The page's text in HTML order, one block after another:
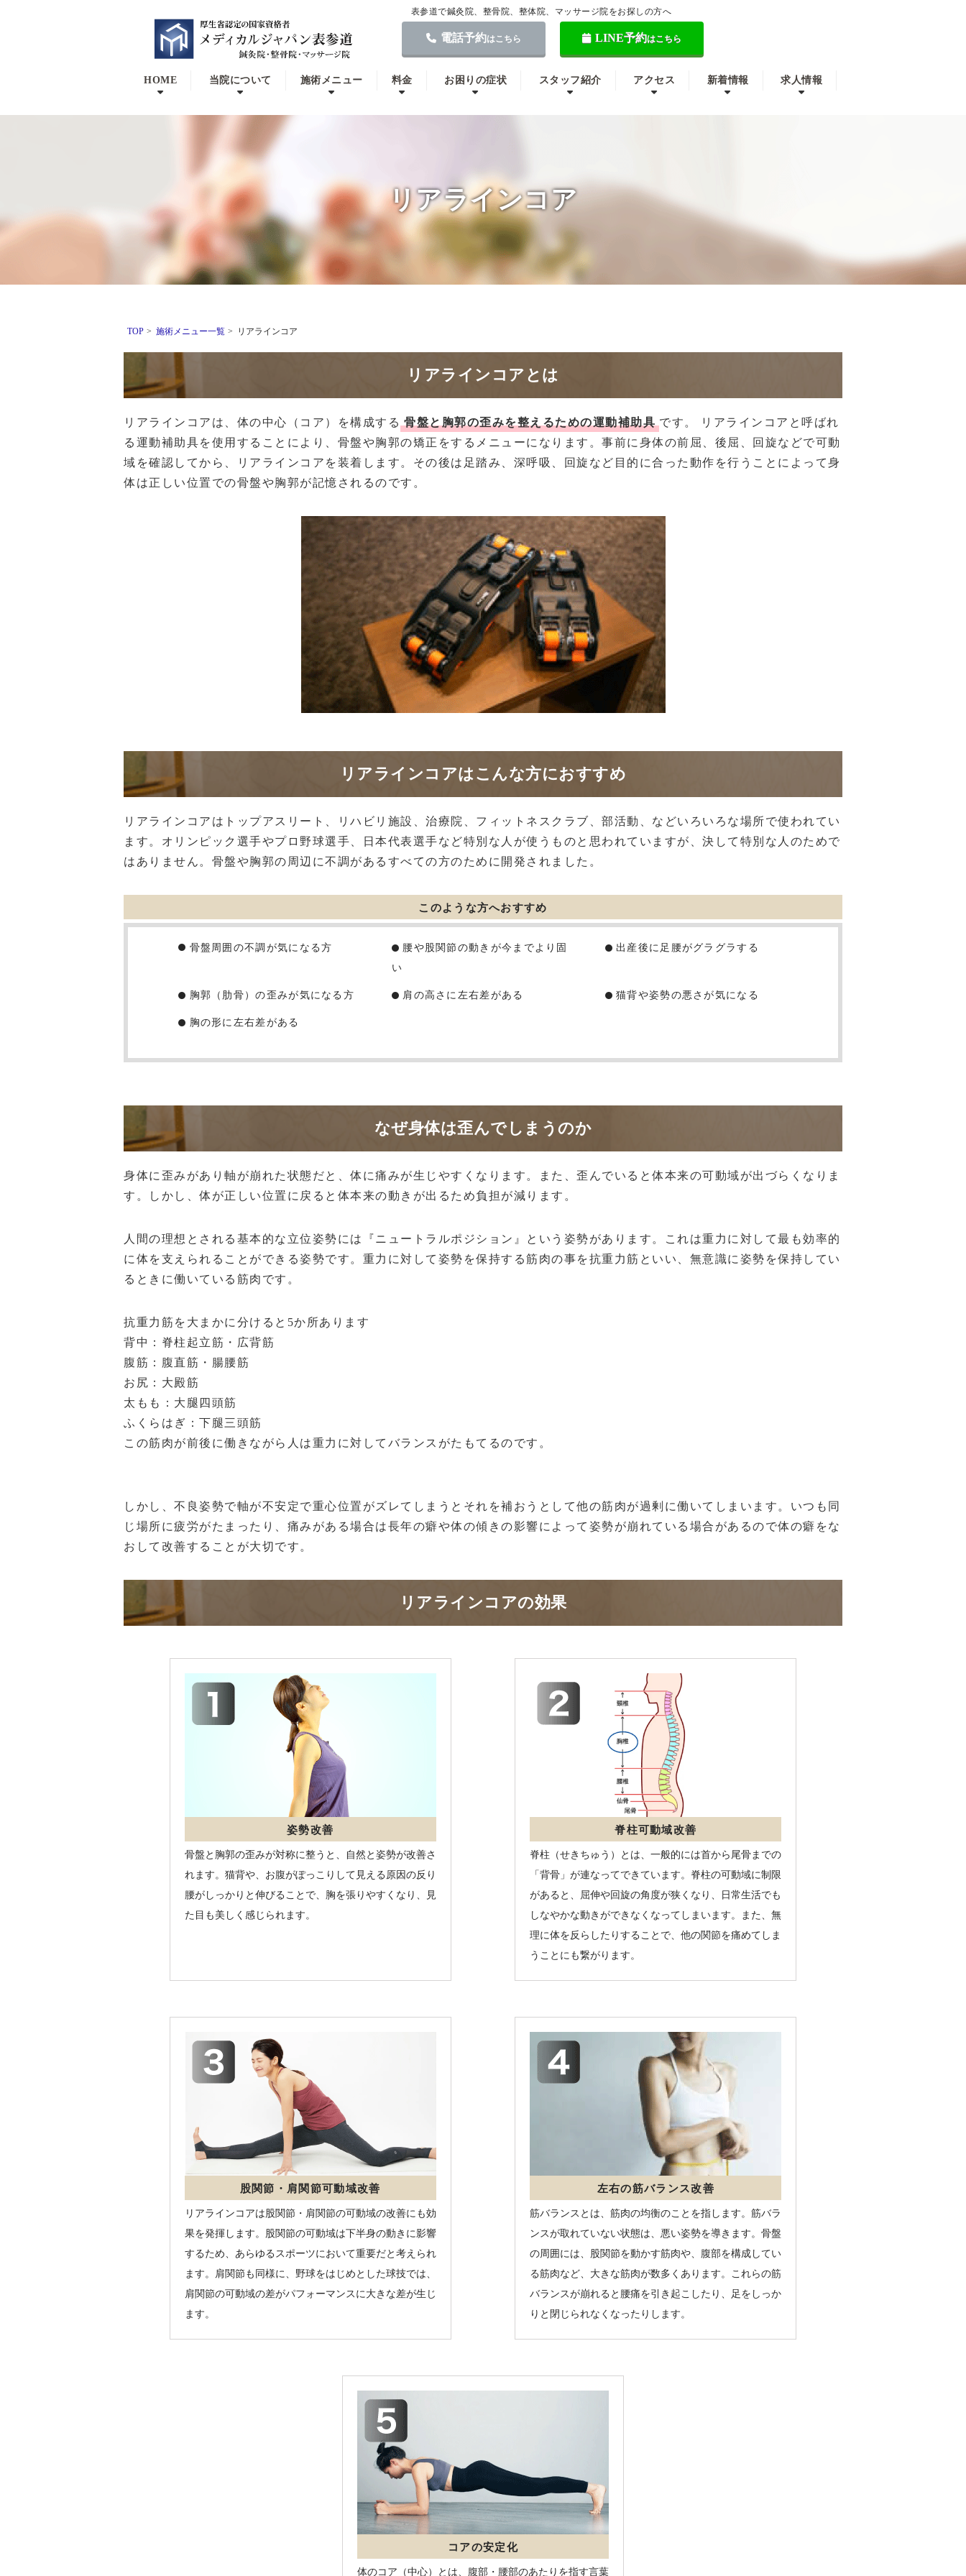
表参道で鍼灸院、整骨院、整体院、マッサージ院をお探しの方へ
電話予約はこちら LINE予約はこちら
HOME 当院について 施術メニュー 料金 お困りの症状 スタッフ紹介 アクセス 新着情報 求人情報
リアラインコア
TOP > 施術メニュー一覧> リアラインコア
リアラインコアとは
リアラインコアは、体の中心（コア）を構成する 骨盤と胸郭の歪みを整えるための運動補助具 です。 リアラインコアと呼ばれ
る運動補助具を使用することにより、骨盤や胸郭の矯正をするメニューになります。事前に身体の前屈、後屈、回旋などで可動
域を確認してから、リアラインコアを装着します。その後は足踏み、深呼吸、回旋など目的に合った動作を行うことによって身
体は正しい位置での骨盤や胸郭が記憶されるのです。
リアラインコアはこんな方におすすめ
リアラインコアはトップアスリート、リハビリ施設、治療院、フィットネスクラブ、部活動、などいろいろな場所で使われてい
ます。オリンピック選手やプロ野球選手、日本代表選手など特別な人が使うものと思われていますが、決して特別な人のためで
はありません。骨盤や胸郭の周辺に不調があるすべての方のために開発されました。
このような方へおすすめ
骨盤周囲の不調が気になる方
腰や股関節の動きが今までより固
い
出産後に足腰がグラグラする
胸郭（肋骨）の歪みが気になる方 肩の高さに左右差がある 猫背や姿勢の悪さが気になる
胸の形に左右差がある
なぜ身体は歪んでしまうのか
身体に歪みがあり軸が崩れた状態だと、体に痛みが生じやすくなります。また、歪んでいると体本来の可動域が出づらくなりま
す。しかし、体が正しい位置に戻ると体本来の動きが出るため負担が減ります。
人間の理想とされる基本的な立位姿勢には『ニュートラルポジション』という姿勢があります。これは重力に対して最も効率的
に体を支えられることができる姿勢です。重力に対して姿勢を保持する筋肉の事を抗重力筋といい、無意識に姿勢を保持してい
るときに働いている筋肉です。
抗重力筋を大まかに分けると5か所あります
背中：脊柱起立筋・広背筋
腹筋：腹直筋・腸腰筋
お尻：大殿筋
太もも：大腿四頭筋
ふくらはぎ：下腿三頭筋
この筋肉が前後に働きながら人は重力に対してバランスがたもてるのです。
しかし、不良姿勢で軸が不安定で重心位置がズレてしまうとそれを補おうとして他の筋肉が過剰に働いてしまいます。いつも同
じ場所に疲労がたまったり、痛みがある場合は長年の癖や体の傾きの影響によって姿勢が崩れている場合があるので体の癖をな
おして改善することが大切です。
リアラインコアの効果
姿勢改善
骨盤と胸郭の歪みが対称に整うと、自然と姿勢が改善さ
れます。猫背や、お腹がぽっこりして見える原因の反り
腰がしっかりと伸びることで、胸を張りやすくなり、見
た目も美しく感じられます。
脊柱可動域改善
脊柱（せきちゅう）とは、一般的には首から尾骨までの
「背骨」が連なってできています。脊柱の可動域に制限
があると、屈伸や回旋の角度が狭くなり、日常生活でも
しなやかな動きができなくなってしまいます。また、無
理に体を反らしたりすることで、他の関節を痛めてしま
うことにも繋がります。
股関節・肩関節可動域改善
リアラインコアは股関節・肩関節の可動域の改善にも効
果を発揮します。股関節の可動域は下半身の動きに影響
するため、あらゆるスポーツにおいて重要だと考えられ
ます。肩関節も同様に、野球をはじめとした球技では、
肩関節の可動域の差がパフォーマンスに大きな差が生じ
ます。
左右の筋バランス改善
筋バランスとは、筋肉の均衡のことを指します。筋バラ
ンスが取れていない状態は、悪い姿勢を導きます。骨盤
の周囲には、股関節を動かす筋肉や、腹部を構成してい
る筋肉など、大きな筋肉が数多くあります。これらの筋
バランスが崩れると腰痛を引き起こしたり、足をしっか
りと閉じられなくなったりします。
コアの安定化
体のコア（中心）とは、腹部・腰部のあたりを指す言葉